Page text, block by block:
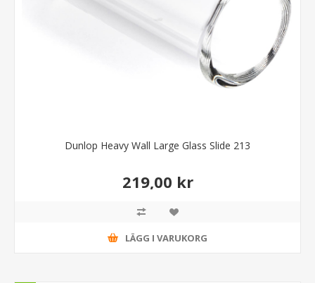
Dunlop Heavy Wall Large Glass Slide 213
219,00 kr
LÄGG I VARUKORG